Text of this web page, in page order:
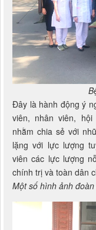
Đây là hành động ý
viên, nhân viên,
nhằm chia sẻ với
lặng với lực lượng
viên các lực lượng
chính trị và toàn dân
Một số hình ảnh